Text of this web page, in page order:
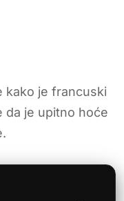
kako je francuski
da je upitno hoće